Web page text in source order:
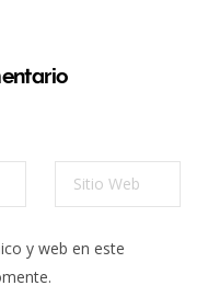
y web en este